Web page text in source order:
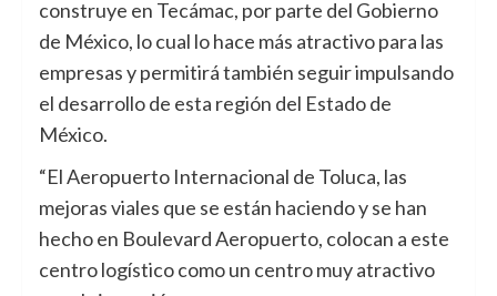
construye en Tecámac, por parte del Gobierno
de México, lo cual lo hace más atractivo para las
empresas y permitirá también seguir impulsando
el desarrollo de esta región del Estado de
México.
“El Aeropuerto Internacional de Toluca, las
mejoras viales que se están haciendo y se han
hecho en Boulevard Aeropuerto, colocan a este
centro logístico como un centro muy atractivo